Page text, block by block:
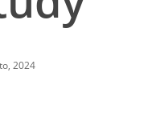
2024